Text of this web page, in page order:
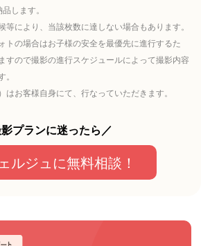
します。
等により、当該枚数に達しない場合もあります。
トの場合はお子様の安全を最優先に進行するた
すので撮影の進行スケジュールによって撮影内容
はお客様自身にて、行なっていただきます。
プランに迷ったら／
ルジュに無料相談！